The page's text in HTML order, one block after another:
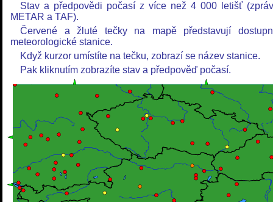
Stav a předpovědi počasí z více než 4 000 letišť
METAR a TAF).
Červené a žluté tečky na mapě představují
meteorologické stanice.
Když kurzor umístíte na tečku, zobrazí se název stanice.
Pak kliknutím zobrazíte stav a předpověď počasí.